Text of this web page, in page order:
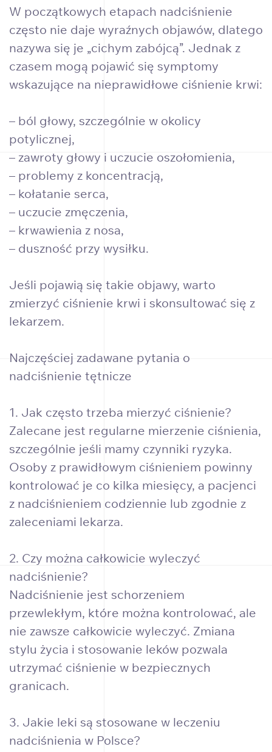
W początkowych etapach nadciśnienie
często nie daje wyraźnych objawów, dlatego
nazywa się je „cichym zabójcą”. Jednak z
czasem mogą pojawić się symptomy
wskazujące na nieprawidłowe ciśnienie krwi:
– ból głowy, szczególnie w okolicy
potylicznej,
– zawroty głowy i uczucie oszołomienia,
– problemy z koncentracją,
– kołatanie serca,
– uczucie zmęczenia,
– krwawienia z nosa,
– duszność przy wysiłku.
Jeśli pojawią się takie objawy, warto
zmierzyć ciśnienie krwi i skonsultować się z
lekarzem.
Najczęściej zadawane pytania o
nadciśnienie tętnicze
1. Jak często trzeba mierzyć ciśnienie?
Zalecane jest regularne mierzenie ciśnienia,
szczególnie jeśli mamy czynniki ryzyka.
Osoby z prawidłowym ciśnieniem powinny
kontrolować je co kilka miesięcy, a pacjenci
z nadciśnieniem codziennie lub zgodnie z
zaleceniami lekarza.
2. Czy można całkowicie wyleczyć
nadciśnienie?
Nadciśnienie jest schorzeniem
przewlekłym, które można kontrolować, ale
nie zawsze całkowicie wyleczyć. Zmiana
stylu życia i stosowanie leków pozwala
utrzymać ciśnienie w bezpiecznych
granicach.
3. Jakie leki są stosowane w leczeniu
nadciśnienia w Polsce?